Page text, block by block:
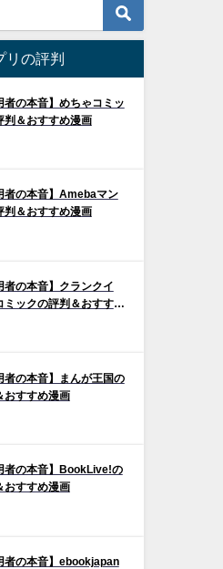
リの評判
者の本音】めちゃコミッ
判＆おすすめ漫画
者の本音】Amebaマン
判＆おすすめ漫画
者の本音】クランクイ
ミックの評判＆おすすめ
者の本音】まんが王国の
おすすめ漫画
者の本音】BookLive!の
おすすめ漫画
者の本音】ebookjapan